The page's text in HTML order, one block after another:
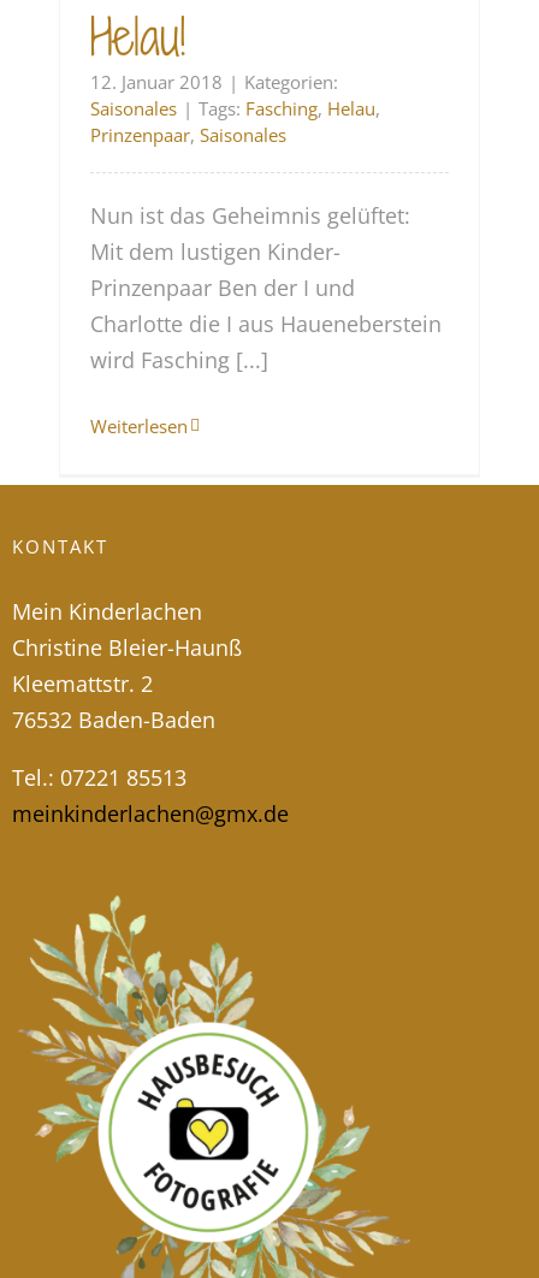
Helau!
12. Januar 2018 | Kategorien:
Saisonales | Tags: Fasching, Helau,
Prinzenpaar,Saisonales
Nun ist das Geheimnis gelüftet:
Mit dem lustigen Kinder-
Prinzenpaar Ben der I und
Charlotte die I aus Haueneberstein
wird Fasching [...]
Weiterlesen
KONTAKT
Mein Kinderlachen
Christine Bleier-Haunß
Kleemattstr. 2
76532 Baden-Baden
Tel.: 07221 85513
meinkinderlachen@gmx.de